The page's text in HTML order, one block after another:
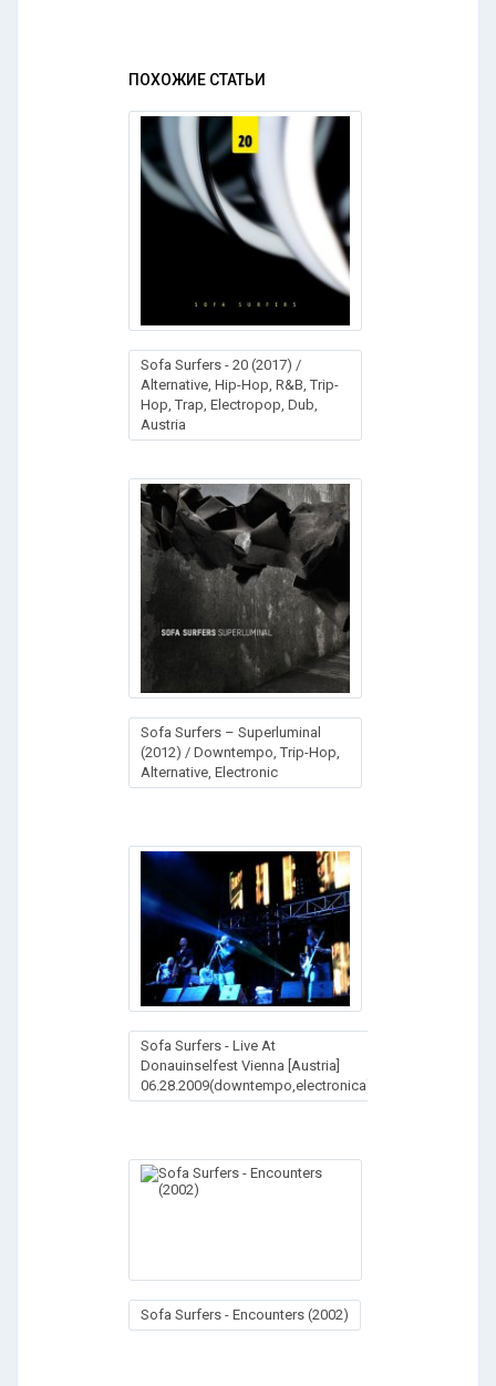
ПОХОЖИЕ СТАТЬИ
Sofa Surfers - 20 (2017) /
Alternative, Hip-Hop, R&B, Trip-
Hop, Trap, Electropop, Dub,
Austria
Sofa Surfers – Superluminal
(2012) / Downtempo, Trip-Hop,
Alternative, Electronic
Sofa Surfers - Live At
Donauinselfest Vienna [Austria]
06.28.2009(downtempo,electronica)
Sofa Surfers - Encounters (2002)